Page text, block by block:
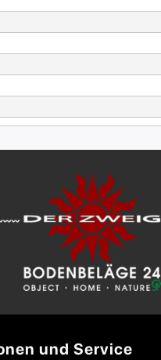
und Service